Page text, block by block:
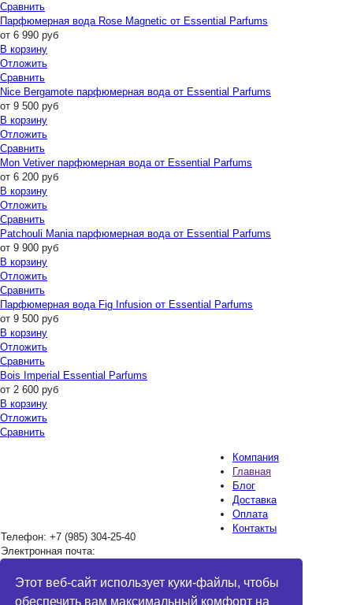
Этот веб-сайт использует куки-файлы, чтобы
обеспечить вам максимальный комфорт на
Сравнить
Парфюмерная вода Rose Magnetic от Essential Parfums
от 6 990 руб
В корзину
Отложить
Сравнить
Nice Bergamote парфюмерная вода от Essential Parfums
от 9 500 руб
В корзину
Отложить
Сравнить
Mon Vetiver парфюмерная вода от Essential Parfums
от 6 200 руб
В корзину
Отложить
Сравнить
Patchouli Mania парфюмерная вода от Essential Parfums
от 9 900 руб
В корзину
Отложить
Сравнить
Парфюмерная вода Fig Infusion от Essential Parfums
от 9 500 руб
В корзину
Отложить
Сравнить
Bois Imperial Essential Parfums
от 2 600 руб
В корзину
Отложить
Сравнить
Телефон: +7 (985) 304-25-40
Электронная почта:
Адрес: г. Москва Семеновская
набережная 2/1 стр. 1
Компания
Главная
Блог
Доставка
Оплата
Контакты
Все товары